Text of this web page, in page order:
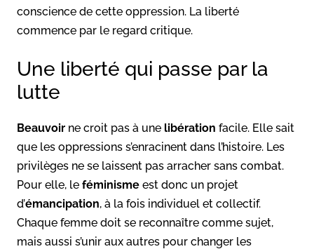
conscience de cette oppression. La liberté
commence par le regard critique.
Une liberté qui passe par la
lutte
Beauvoir ne croit pas à une libération facile. Elle sait
que les oppressions s’enracinent dans l’histoire. Les
privilèges ne se laissent pas arracher sans combat.
Pour elle, le féminisme est donc un projet
d’émancipation, à la fois individuel et collectif.
Chaque femme doit se reconnaître comme sujet,
mais aussi s’unir aux autres pour changer les